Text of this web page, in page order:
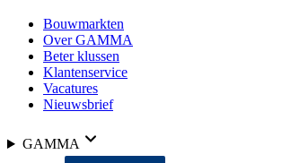
Bouwmarkten
Over GAMMA
Beter klussen
Klantenservice
Vacatures
Nieuwsbrief
GAMMA